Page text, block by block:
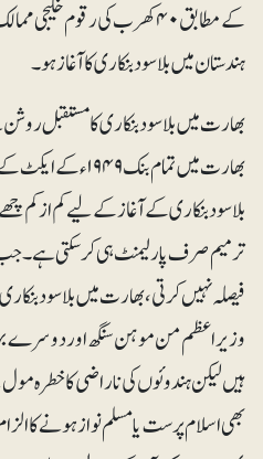
کے مطابق ۴۰ کھرب کی رقوم
ہندستان میں بلاسود بنکاری کا آغاز ہو۔
بھارت میں بلاسود بنکاری کا مستقبل
بھارت میں تمام
بلاسود بنکاری کے آغاز کے لیے کم از
ترمیم صرف پارلیمنٹ ہی کرسکتی ہے۔
فیصلہ نہیں کرتی، بھارت میں بلاسود
وزیراعظم من موہن سنگھ اور دوسرے
ہیں لیکن ہندوئوں کی ناراضی کا خطرہ مول
بھی اسلام پرست یا مسلم نواز ہونے کا